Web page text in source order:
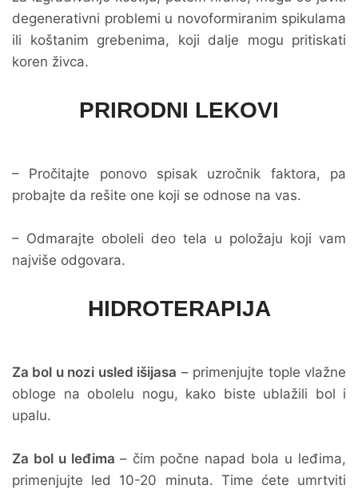
degenerativni problemi u novoformiranim spikulama
ili koštanim grebenima, koji dalje mogu pritiskati
koren živca.
PRIRODNI LEKOVI
– Pročitajte ponovo spisak uzročnik faktora, pa
probajte da rešite one koji se odnose na vas.
– Odmarajte oboleli deo tela u položaju koji vam
najviše odgovara.
HIDROTERAPIJA
Za bol u nozi usled išijasa – primenjujte tople vlažne
obloge na obolelu nogu, kako biste ublažili bol i
upalu.
Za bol u leđima – čim počne napad bola u leđima,
primenjujte led 10-20 minuta. Time ćete umrtviti